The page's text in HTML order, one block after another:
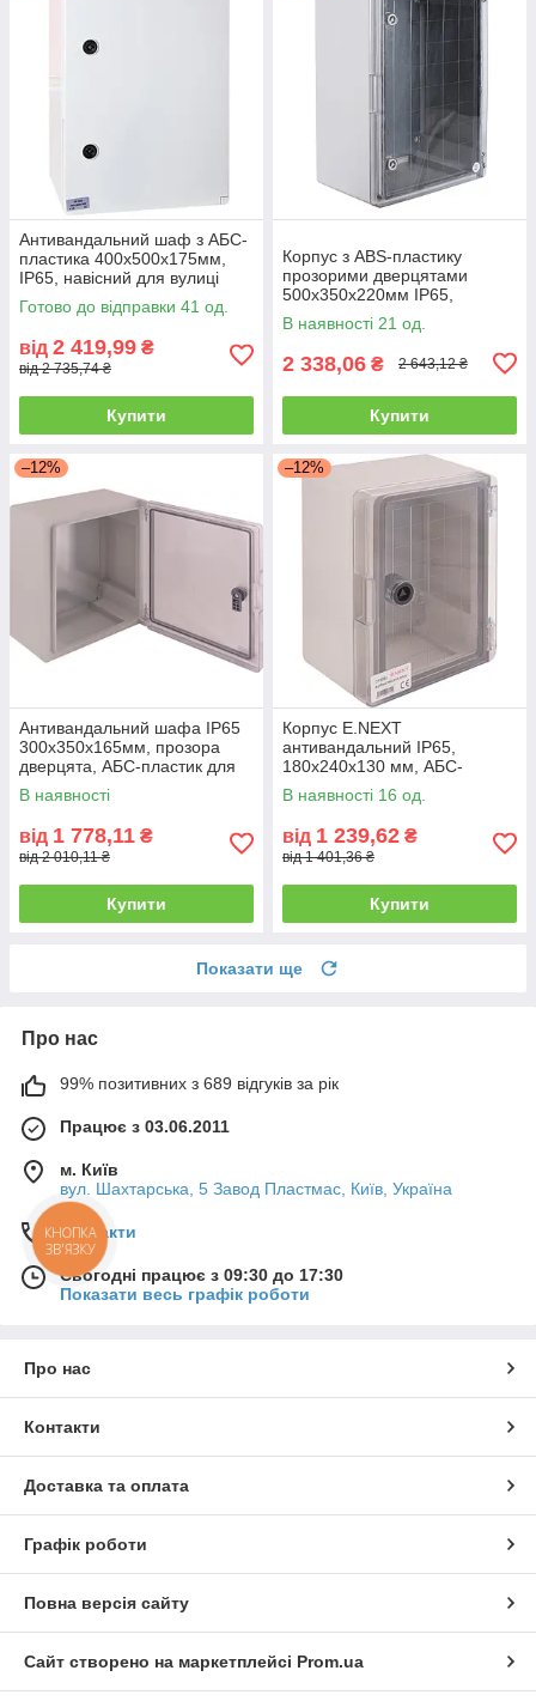
Антивандальний шаф з АБС-
пластика 400x500x175мм,
IP65, навісний для вулиці
Готово до відправки 41 од.
від 2 419,99 ₴
від 2 735,74 ₴
Купити
Корпус з ABS-пластику
прозорими дверцятами
500x350x220мм IP65,
E.NEXT
В наявності 21 од.
2 338,06 ₴ 2 643,12 ₴
Купити
–12%
Антивандальний шафа IP65
300х350х165мм, прозора
дверцята, АБС-пластик для
вулиці
В наявності
від 1 778,11 ₴
від 2 010,11 ₴
Купити
–12%
Корпус E.NEXT
антивандальний IP65,
180х240х130 мм, АБС-
пластик, з дверцятами
В наявності 16 од.
від 1 239,62 ₴
від 1 401,36 ₴
Купити
Показати ще
Про нас
99% позитивних з 689 відгуків за рік
Працює з 03.06.2011
м. Київ
вул. Шахтарська, 5 Завод Пластмас, Київ, Україна
Контакти
Сьогодні працює з 09:30 до 17:30
Показати весь графік роботи
Про нас
Контакти
Доставка та оплата
Графік роботи
Повна версія сайту
Сайт створено на маркетплейсі Prom.ua
КНОПКА
ЗВ'ЯЗКУ